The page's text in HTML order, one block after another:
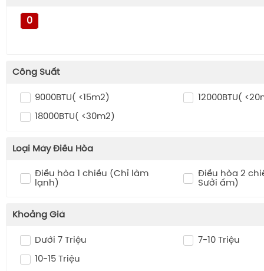
Bình Giữ Nhiệt
Máy Rửa Xe
0
Công Suất
9000BTU( <15m2) 12000BTU(
18000BTU( <30m2)
Loại Máy Điều Hòa
Điều hòa 1 chiều (Chỉ làm
lạnh)
Điều hòa 2
Sưởi ấm)
Khoảng Giá
Dưới 7 Triệu 7-10 Triệu
10-15 Triệu